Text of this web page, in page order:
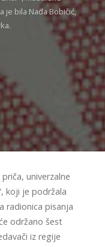
je bila Nađa Bobičić,
univerzalne
koji je podržala
radionica pisanja
održano šest
iz regije